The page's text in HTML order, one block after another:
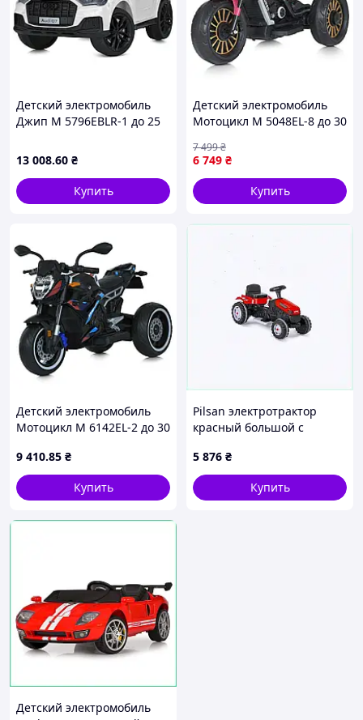
Детский электромобиль
Джип M 5796EBLR-1 до 25
13 008.60 ₴
Купить
Детский электромобиль
Мотоцикл M 5048EL-8 до 30
6 749 ₴
7 499₴
Купить
Детский электромобиль
Мотоцикл M 6142EL-2 до 30
9 410.85 ₴
Купить
Pilsan электротрактор
красный большой с
8802K5X06
5 876 ₴
Купить
Детский электромобиль